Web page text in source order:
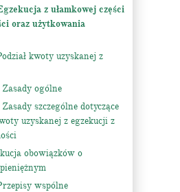
z ułamkowej części
oraz użytkowania
kwoty uzyskanej z
Zasady ogólne
szczególne dotyczące
uzyskanej z egzekucji z
obowiązków o
wspólne